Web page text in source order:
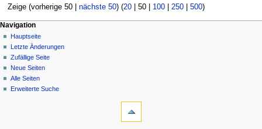
Zeige (vorherige 50| nächste 50) (20| 50| 100| 250| 500)
Navigation
Hauptseite
Letzte Änderungen
Zufällige Seite
Neue Seiten
Alle Seiten
Erweiterte Suche